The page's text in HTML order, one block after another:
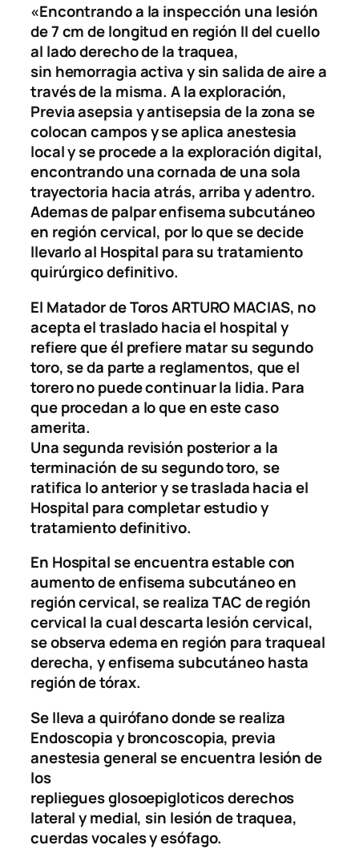
«Encontrando a la inspección una lesión
de 7 cm de longitud en región II del cuello
al lado derecho de la traquea,
sin hemorragia activa y sin salida de aire a
través de la misma. A la exploración,
Previa asepsia y antisepsia de la zona se
colocan campos y se aplica anestesia
local y se procede a la exploración digital,
encontrando una cornada de una sola
trayectoria hacia atrás, arriba y adentro.
Ademas de palpar enfisema subcutáneo
en región cervical, por lo que se decide
llevarlo al Hospital para su tratamiento
quirúrgico definitivo.
El Matador de Toros ARTURO MACIAS, no
acepta el traslado hacia el hospital y
refiere que él prefiere matar su segundo
toro, se da parte a reglamentos, que el
torero no puede continuar la lidia. Para
que procedan a lo que en este caso
amerita.
Una segunda revisión posterior a la
terminación de su segundo toro, se
ratifica lo anterior y se traslada hacia el
Hospital para completar estudio y
tratamiento definitivo.
En Hospital se encuentra estable con
aumento de enfisema subcutáneo en
región cervical, se realiza TAC de región
cervical la cual descarta lesión cervical,
se observa edema en región para traqueal
derecha, y enfisema subcutáneo hasta
región de tórax.
Se lleva a quirófano donde se realiza
Endoscopia y broncoscopia, previa
anestesia general se encuentra lesión de
los
repliegues glosoepigloticos derechos
lateral y medial, sin lesión de traquea,
cuerdas vocales y esófago.